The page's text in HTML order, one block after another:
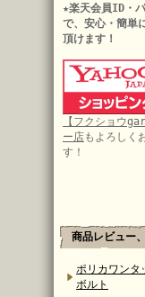
★楽天会員ID・
で、安心・簡単
頂けます！
【フクショウ
ー店もよろしく
す！
商品レビュー
ポリカワンタ
ボルト